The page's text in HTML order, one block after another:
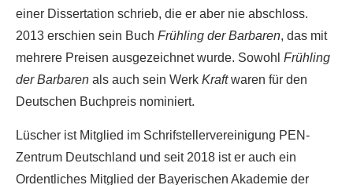
einer Dissertation schrieb, die er aber nie abschloss.
2013 erschien sein Buch Frühling der Barbaren, das mit
mehrere Preisen ausgezeichnet wurde. Sowohl Frühling
der Barbaren als auch sein Werk Kraftwaren für den
Deutschen Buchpreis nominiert.
Lüscher ist Mitglied im Schrifstellervereinigung PEN-
Zentrum Deutschland und seit 2018 ist er auch ein
Ordentliches Mitglied der Bayerischen Akademie der